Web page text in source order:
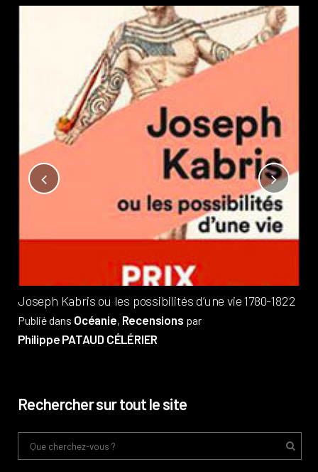
Joseph Kabris ou les possibilités d’une vie 1780-1822
Publié dans Océanie, Recensions par
Philippe PATAUD CÉLÉRIER
Rechercher sur tout le site